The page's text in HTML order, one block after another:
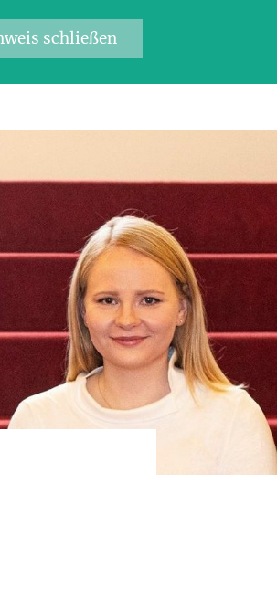
schließen
Kontakt